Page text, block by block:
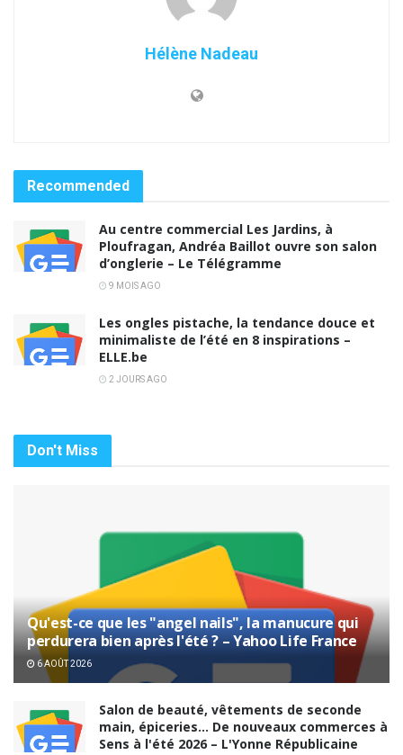
Hélène Nadeau
Recommended
Au centre commercial Les Jardins, à
Ploufragan, Andréa Baillot ouvre son salon
d’onglerie – Le Télégramme
9 MOIS AGO
Les ongles pistache, la tendance douce et
minimaliste de l’été en 8 inspirations –
ELLE.be
2 JOURS AGO
Don't Miss
Qu'est-ce que les "angel nails", la manucure qui
perdurera bien après l'été ? – Yahoo Life France
6 AOÛT 2026
Salon de beauté, vêtements de seconde
main, épiceries… De nouveaux commerces à
Sens à l'été 2026 – L'Yonne Républicaine